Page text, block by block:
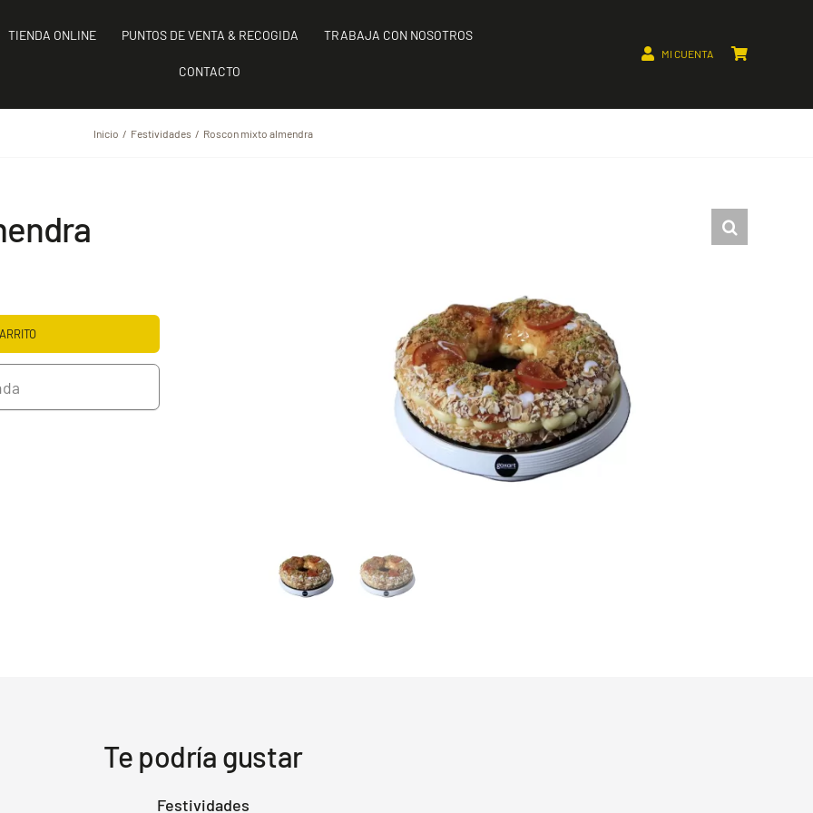
TIENDA ONLINE PUNTOS DE VENTA & RECOGIDA TRABAJA CON NOSOTROS
CONTACTO
MI CUENTA
Inicio Festividades Roscon mixto almendra
Te podría gustar
Festividades